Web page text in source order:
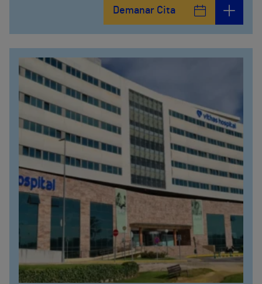
912 143 100
Demanar Cita